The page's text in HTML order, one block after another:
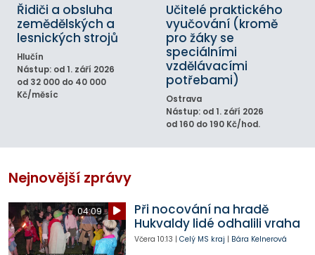
Řidiči a obsluha
zemědělských a
lesnických strojů
Hlučín
Nástup: od 1. září 2026
od 32 000 do 40 000
Kč/měsíc
Učitelé praktického
vyučování (kromě
pro žáky se
speciálními
vzdělávacími
potřebami)
Ostrava
Nástup: od 1. září 2026
od 160 do 190 Kč/hod.
Nejnovější zprávy
04:09
Při nocování na hradě
Hukvaldy lidé odhalili vraha
Včera 10:13 | Celý MS kraj | Bára Kelnerová